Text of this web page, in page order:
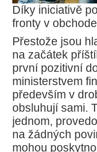
Díky iniciativě
fronty v
Přestože jsou
na začátek
první pozitivní
ministerstvem
především v
obsluhují sami.
jednom,
na žádných
mohou